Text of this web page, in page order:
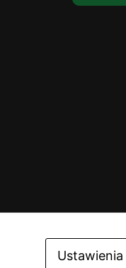
Ustawienia